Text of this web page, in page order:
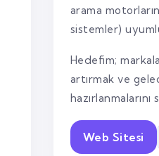
arama
sistemler)
Hedefim;
artırmak ve
hazırlanmalarını
Web Sitesi